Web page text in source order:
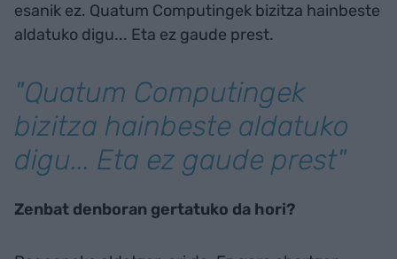
esanik ez. Quatum Computingek bizitza hainbeste
aldatuko digu... Eta ez gaude prest.
"Quatum Computingek
bizitza hainbeste aldatuko
digu... Eta ez gaude prest"
Zenbat denboran gertatuko da hori?